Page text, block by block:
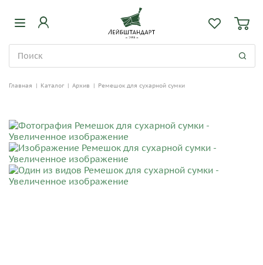
Главная | Каталог | Архив | Ремешок для сухарной сумки